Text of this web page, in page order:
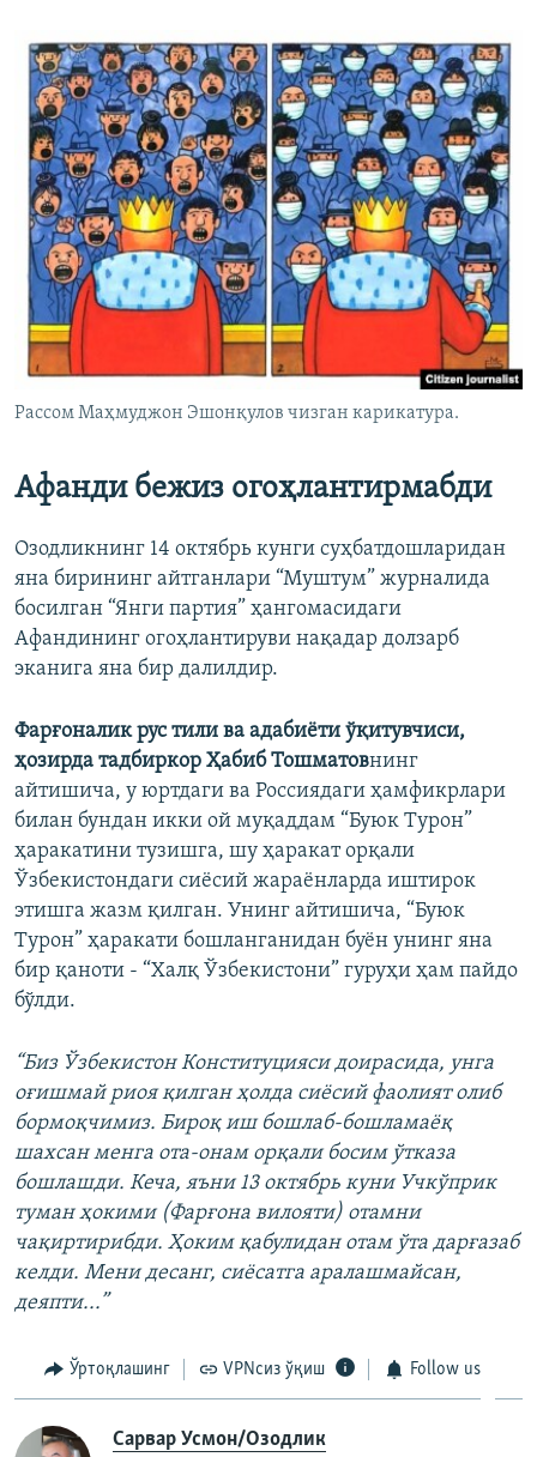
Рассом Маҳмуджон Эшонқулов чизган карикатура.
Афанди бежиз огоҳлантирмабди
Озодликнинг 14 октябрь кунги суҳбатдошларидан
яна бирининг айтганлари “Муштум” журналида
босилган “Янги партия” ҳангомасидаги
Афандининг огоҳлантируви нақадар долзарб
эканига яна бир далилдир.
Фарғоналик рус тили ва адабиёти ўқитувчиси,
ҳозирда тадбиркор Ҳабиб Тошматовнинг
айтишича, у юртдаги ва Россиядаги ҳамфикрлари
билан бундан икки ой муқаддам “Буюк Турон”
ҳаракатини тузишга, шу ҳаракат орқали
Ўзбекистондаги сиёсий жараёнларда иштирок
этишга жазм қилган. Унинг айтишича, “Буюк
Турон” ҳаракати бошланганидан буён унинг яна
бир қаноти - “Халқ Ўзбекистони” гуруҳи ҳам пайдо
бўлди.
“Биз Ўзбекистон Конституцияси доирасида, унга
оғишмай риоя қилган ҳолда сиёсий фаолият олиб
бормоқчимиз. Бироқ иш бошлаб-бошламаёқ
шахсан менга ота-онам орқали босим ўтказа
бошлашди. Кеча, яъни 13 октябрь куни Учкўприк
туман ҳокими (Фарғона вилояти) отамни
чақиртирибди. Ҳоким қабулидан отам ўта дарғазаб
келди. Мени десанг, сиёсатга аралашмайсан,
деяпти...”
Ўртоқлашинг VPNсиз ўқиш Follow us
Сарвар Усмон/Озодлик